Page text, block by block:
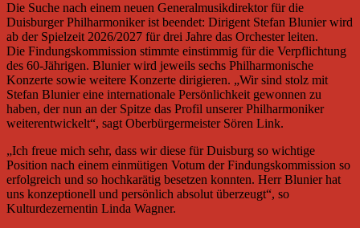
Die Suche nach einem neuen Generalmusikdirektor für die
Duisburger Philharmoniker ist beendet: Dirigent Stefan Blunier wird
ab der Spielzeit 2026/2027 für drei Jahre das Orchester leiten.
Die Findungskommission stimmte einstimmig für die Verpflichtung
des 60-Jährigen. Blunier wird jeweils sechs Philharmonische
Konzerte sowie weitere Konzerte dirigieren. „Wir sind stolz mit
Stefan Blunier eine internationale Persönlichkeit gewonnen zu
haben, der nun an der Spitze das Profil unserer Philharmoniker
weiterentwickelt“, sagt Oberbürgermeister Sören Link.
„Ich freue mich sehr, dass wir diese für Duisburg so wichtige
Position nach einem einmütigen Votum der Findungskommission so
erfolgreich und so hochkarätig besetzen konnten. Herr Blunier hat
uns konzeptionell und persönlich absolut überzeugt“, so
Kulturdezernentin Linda Wagner.